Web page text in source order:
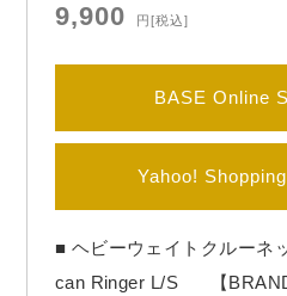
9,900 円 [税込]
BASE Online
Yahoo!
■ ヘビーウェイトクルーネ
can Ringer L/S 【BRAND】 melple / メイプル